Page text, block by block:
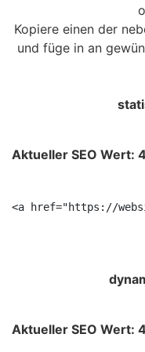
Kopiere einen der
und füge in an
Aktueller SEO Wert:
<a href="https://
Aktueller SEO Wert: